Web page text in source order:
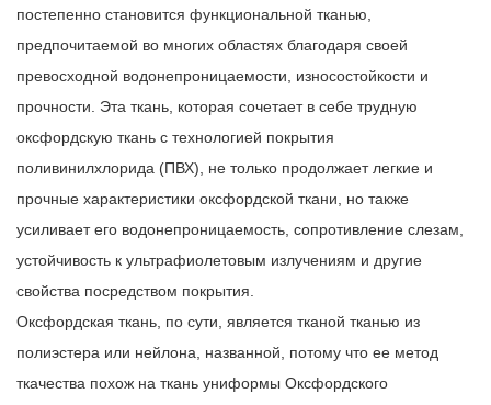
постепенно становится функциональной тканью,
предпочитаемой во многих областях благодаря своей
превосходной водонепроницаемости, износостойкости и
прочности. Эта ткань, которая сочетает в себе трудную
оксфордскую ткань с технологией покрытия
поливинилхлорида (ПВХ), не только продолжает легкие и
прочные характеристики оксфордской ткани, но также
усиливает его водонепроницаемость, сопротивление слезам,
устойчивость к ультрафиолетовым излучениям и другие
свойства посредством покрытия.
Оксфордская ткань, по сути, является тканой тканью из
полиэстера или нейлона, названной, потому что ее метод
ткачества похож на ткань униформы Оксфордского